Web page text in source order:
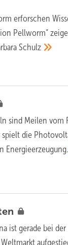
erforschen
Pellworm“
Schulz
sind Meilen vom
die
Energieerzeugung.
ist gerade bei